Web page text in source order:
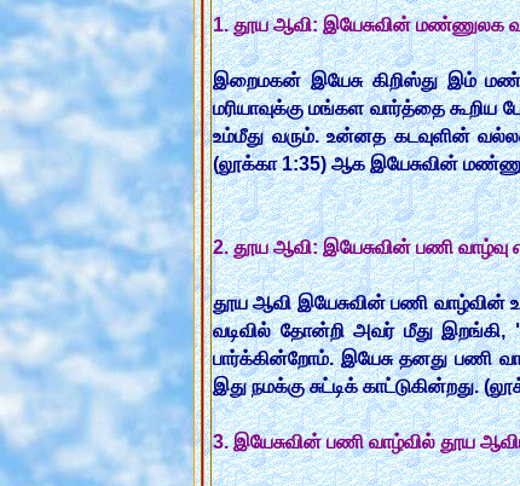
1. தூய ஆவி: இயேசுவின் மண்ணுலக
இறைமகன் இயேசு கிறிஸ்து இம்
மரியாவுக்கு மங்கள வார்த்தை
உம்மீது வரும். உன்னத கடவுளின்
(லூக்கா 1:35) ஆக இயேசுவின்
2. தூய ஆவி: இயேசுவின் பணி
தூய ஆவி இயேசுவின் பணி வாழ்வின்
வடிவில் தோன்றி அவர் மீது இறங்கி,
பார்க்கின்றோம். இயேசு தனது பணி
இது நமக்கு சுட்டிக் காட்டுகின்றது.
3. இயேசுவின் பணி வாழ்வில் தூய